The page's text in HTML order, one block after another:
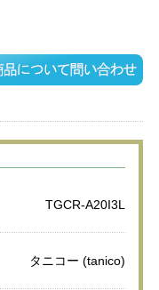
TGCR-A20I3L
タニコー (tanico)